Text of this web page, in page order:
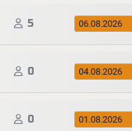
5 06.08.2026
0 04.08.2026
0 01.08.2026